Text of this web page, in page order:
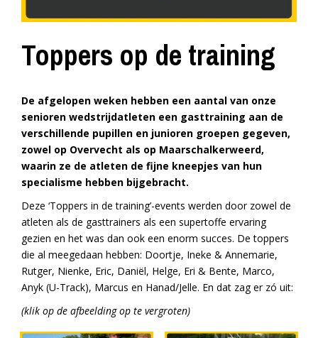
Toppers op de training
De afgelopen weken hebben een aantal van onze
senioren wedstrijdatleten een gasttraining aan de
verschillende pupillen en junioren groepen gegeven,
zowel op Overvecht als op Maarschalkerweerd,
waarin ze de atleten de fijne kneepjes van hun
specialisme hebben bijgebracht.
Deze ‘Toppers in de training’-events werden door zowel de
atleten als de gasttrainers als een supertoffe ervaring
gezien en het was dan ook een enorm succes. De toppers
die al meegedaan hebben: Doortje, Ineke & Annemarie,
Rutger, Nienke, Eric, Daniël, Helge, Eri & Bente, Marco,
Anyk (U-Track), Marcus en Hanad/Jelle. En dat zag er zó uit:
(klik op de afbeelding op te vergroten)